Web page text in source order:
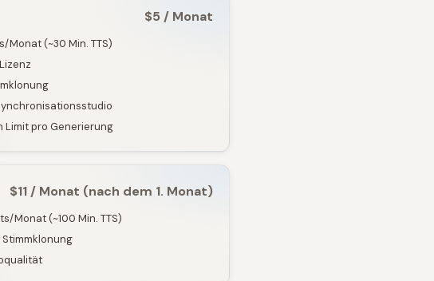
$5 / Monat
Monat (~30 Min. TTS)
Limit pro Generierung
$11 / Monat (nach dem 1. Monat)
Monat (~100 Min. TTS)